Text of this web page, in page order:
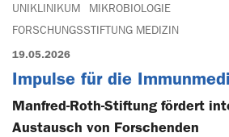
UNIKLINIKUM
MIKROBIOLOGIE
FORSCHUNGSSTIFTUNG MEDIZIN
19.05.2026
Impulse für die
Manfred-Roth-Stiftung fördert
Austausch von Forschenden